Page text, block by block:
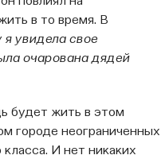
в то время. В
увидела свое
очарована дядей
будет жить в этом
городе неограниченных
И нет никаких